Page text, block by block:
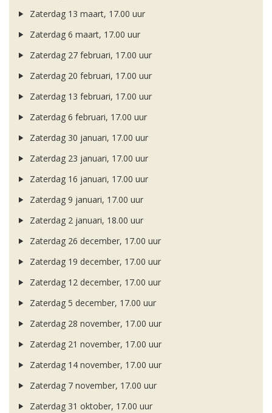
Zaterdag 13 maart, 17.00 uur
Zaterdag 6 maart, 17.00 uur
Zaterdag 27 februari, 17.00 uur
Zaterdag 20 februari, 17.00 uur
Zaterdag 13 februari, 17.00 uur
Zaterdag 6 februari, 17.00 uur
Zaterdag 30 januari, 17.00 uur
Zaterdag 23 januari, 17.00 uur
Zaterdag 16 januari, 17.00 uur
Zaterdag 9 januari, 17.00 uur
Zaterdag 2 januari, 18.00 uur
Zaterdag 26 december, 17.00 uur
Zaterdag 19 december, 17.00 uur
Zaterdag 12 december, 17.00 uur
Zaterdag 5 december, 17.00 uur
Zaterdag 28 november, 17.00 uur
Zaterdag 21 november, 17.00 uur
Zaterdag 14 november, 17.00 uur
Zaterdag 7 november, 17.00 uur
Zaterdag 31 oktober, 17.00 uur